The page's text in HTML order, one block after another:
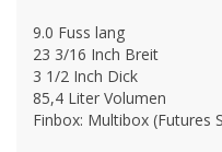
9.0 Fuss lang
23 3/16 Inch Breit
3 1/2 Inch Dick
85,4 Liter Volumen
Finbox: Multibox (Futures